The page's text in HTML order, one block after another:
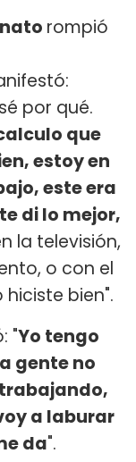
rompió
por qué.
que
estoy en
este era
di lo mejor,
la televisión,
o con el
bien".
"Yo tengo
gente no
a laburar
da".